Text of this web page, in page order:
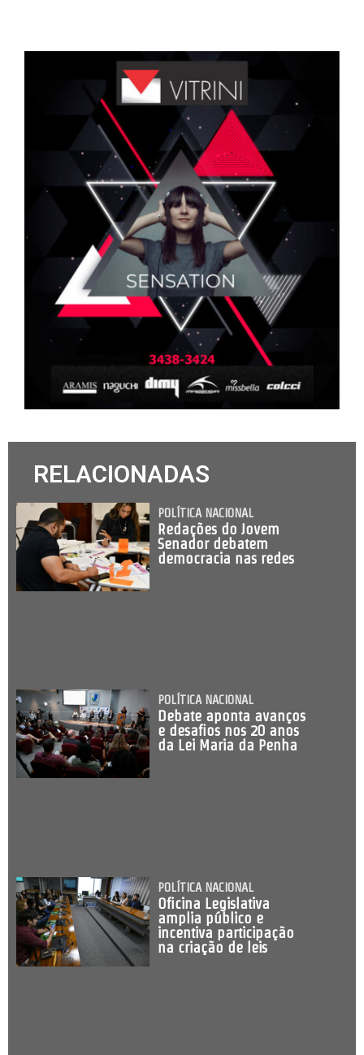
RELACIONADAS
POLÍTICA NACIONAL
Redações do Jovem
Senador debatem
democracia nas redes
POLÍTICA NACIONAL
Debate aponta avanços
e desafios nos 20 anos
da Lei Maria da Penha
POLÍTICA NACIONAL
Oficina Legislativa
amplia público e
incentiva participação
na criação de leis